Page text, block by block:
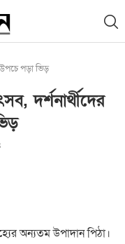
উপচে পড়া ভিড়
দর্শনার্থীদের
অন্যতম উপাদান পিঠা।